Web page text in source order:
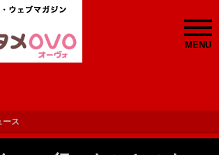
MENU
ース